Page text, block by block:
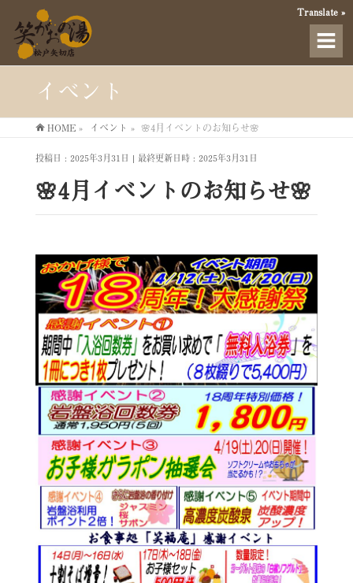
イベント
HOME » イベント » 🌸4月イベントのお知らせ🌸
投稿日 : 2025年3月31日 最終更新日時 : 2025年3月31日
🌸4月イベントのお知らせ🌸
Translate »